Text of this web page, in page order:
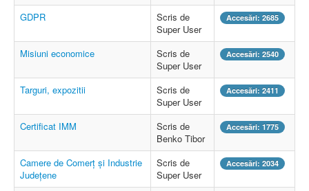
GDPR
Scris de
Super User
Accesări: 2685
Misiuni economice
Scris de
Super User
Accesări: 2540
Targuri, expozitii
Scris de
Super User
Accesări: 2411
Certificat IMM
Scris de
Benko Tibor
Accesări: 1775
Camere de Comerţ şi Industrie
Judeţene
Scris de
Super User
Accesări: 2034